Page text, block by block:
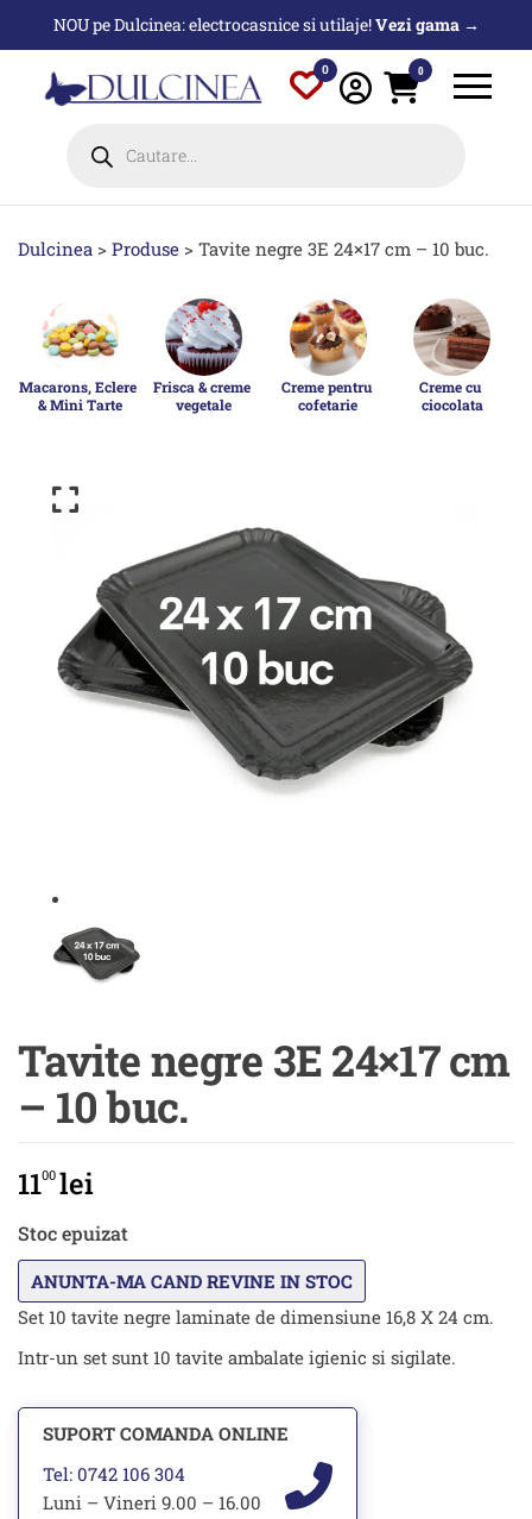
conținut
NOU pe Dulcinea: electrocasnice si utilaje!Vezi gama →
0 0
search
Dulcinea > Produse > Tavite negre 3E 24×17 cm – 10 buc.
Macarons, Eclere
& Mini Tarte
Frisca & creme
vegetale
Creme pentru
cofetarie
Creme cu
ciocolata
Tavite negre 3E 24×17 cm
– 10 buc.
1100 lei
Stoc epuizat
Set 10 tavite negre laminate de dimensiune 16,8 X 24 cm.
Intr-un set sunt 10 tavite ambalate igienic si sigilate.
SUPORT COMANDA ONLINE
Tel: 0742 106 304
Luni – Vineri 9.00 – 16.00